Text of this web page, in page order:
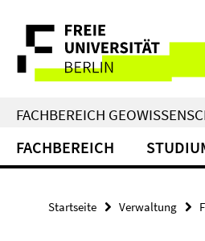
direkt
Inhalt
Service-
Navigation
FACHBEREICH
FACHBEREICH
Startseite Verwaltung